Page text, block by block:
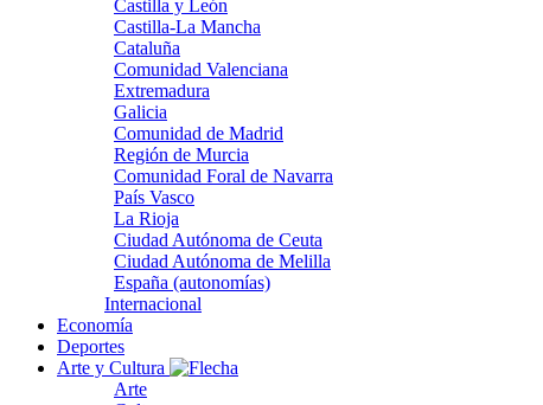
Castilla y León
Castilla-La Mancha
Cataluña
Comunidad Valenciana
Extremadura
Galicia
Comunidad de Madrid
Región de Murcia
Comunidad Foral de Navarra
País Vasco
La Rioja
Ciudad Autónoma de Ceuta
Ciudad Autónoma de Melilla
España (autonomías)
Internacional
Economía
Deportes
Arte y Cultura
Arte